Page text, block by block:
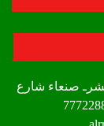
صنعاء شارع